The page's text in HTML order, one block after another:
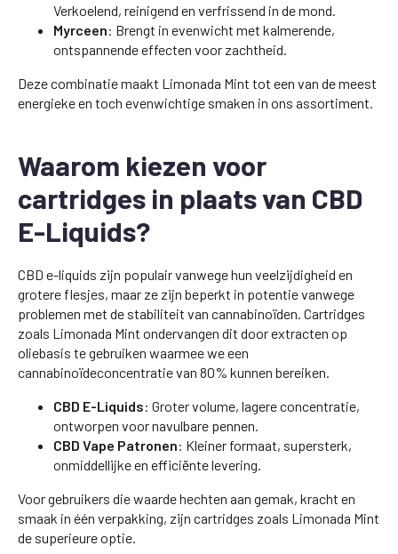
Verkoelend, reinigend en verfrissend in de mond.
Myrceen: Brengt in evenwicht met kalmerende,
ontspannende effecten voor zachtheid.
Deze combinatie maakt Limonada Mint tot een van de meest
energieke en toch evenwichtige smaken in ons assortiment.
Waarom kiezen voor
cartridges in plaats van CBD
E-Liquids?
CBD e-liquids zijn populair vanwege hun veelzijdigheid en
grotere flesjes, maar ze zijn beperkt in potentie vanwege
problemen met de stabiliteit van cannabinoïden. Cartridges
zoals Limonada Mint ondervangen dit door extracten op
oliebasis te gebruiken waarmee we een
cannabinoïdeconcentratie van 80% kunnen bereiken.
CBD E-Liquids: Groter volume, lagere concentratie,
ontworpen voor navulbare pennen.
CBD Vape Patronen: Kleiner formaat, supersterk,
onmiddellijke en efficiënte levering.
Voor gebruikers die waarde hechten aan gemak, kracht en
smaak in één verpakking, zijn cartridges zoals Limonada Mint
de superieure optie.